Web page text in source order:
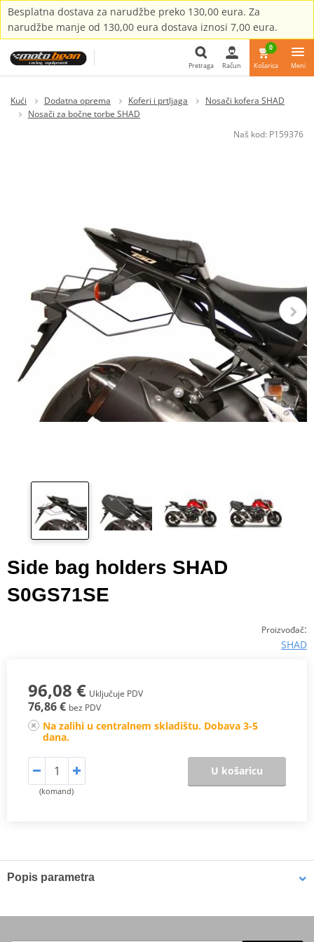
Besplatna dostava za narudžbe preko 130,00 eura. Za
narudžbe manje od 130,00 eura dostava iznosi 7,00 eura.
Pretraga
Pretraga Račun
0
Košarica Meni
Kući Dodatna oprema Koferi i prtljaga
Nosači kofera SHAD
Nosači za bočne torbe SHAD
Naš kod: P159376
Side bag holders SHAD
S0GS71SE
Proizvođač:
SHAD
96,08 € Uključuje PDV
76,86 € bez PDV
Na zalihi u centralnem skladištu. Dobava 3-5
dana.
(komand)
U košaricu
Popis parametra
ideal for those who do not usually make long journeys with the